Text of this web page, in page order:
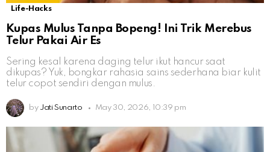
Life-Hacks
Kupas Mulus Tanpa Bopeng! Ini Trik Merebus
Telur Pakai Air Es
Sering kesal karena daging telur ikut hancur saat
dikupas? Yuk, bongkar rahasia sains sederhana biar kulit
telur copot sendiri dengan mulus.
by Jati Sunarto May 30, 2026, 10:39 pm